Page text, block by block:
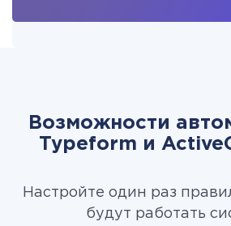
Возможности
Typeform и
Настройте один раз
будут работать